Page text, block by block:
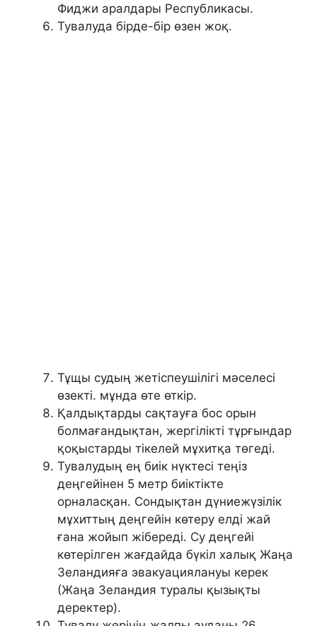
Фиджи аралдары Республикасы.
Тувалуда бірде-бір өзен жоқ.
Тұщы судың жетіспеушілігі мәселесі
өзекті. мұнда өте өткір.
Қалдықтарды сақтауға бос орын
болмағандықтан, жергілікті тұрғындар
қоқыстарды тікелей мұхитқа төгеді.
Тувалудың ең биік нүктесі теңіз
деңгейінен 5 метр биіктікте
орналасқан. Сондықтан дүниежүзілік
мұхиттың деңгейін көтеру елді жай
ғана жойып жібереді. Су деңгейі
көтерілген жағдайда бүкіл халық Жаңа
Зеландияға эвакуациялануы керек
(Жаңа Зеландия туралы қызықты
деректер).